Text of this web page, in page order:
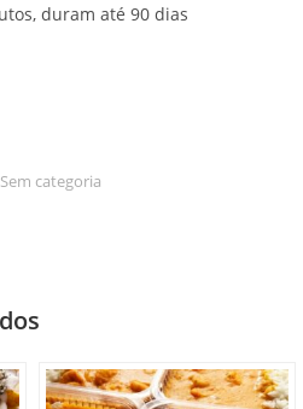
duram até 90 dias
Sem categoria